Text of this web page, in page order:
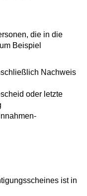
die in die
Beispiel
Nachweis
oder letzte
ist in